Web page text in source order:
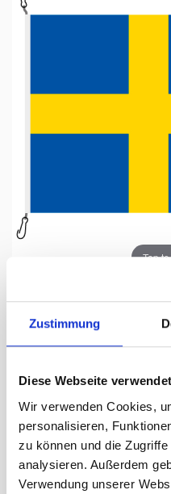
Zustimmung
Diese Webseite
Wir verwenden Cookies,
personalisieren,
zu können und die
analysieren. Außerdem
Verwendung unserer
Tap
Schweden, 150 x
190.90 CHF